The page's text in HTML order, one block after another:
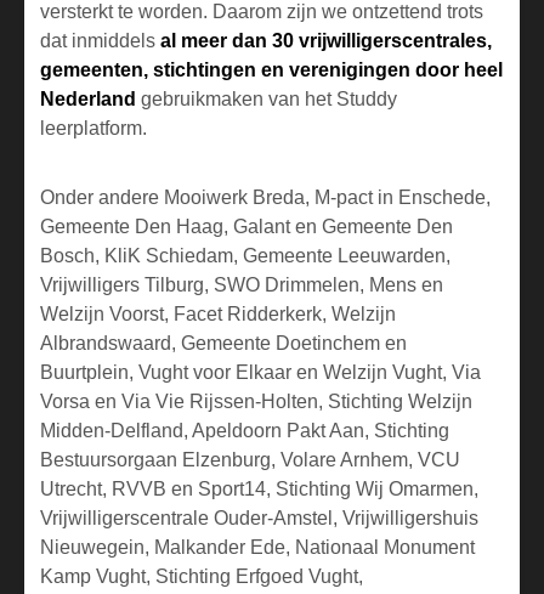
versterkt te worden. Daarom zijn we ontzettend trots
dat inmiddels al meer dan 30 vrijwilligerscentrales,
gemeenten, stichtingen en verenigingen door heel
Nederland gebruikmaken van het Studdy
leerplatform.
Onder andere Mooiwerk Breda, M-pact in Enschede,
Gemeente Den Haag, Galanten Gemeente Den
Bosch, KliK Schiedam, Gemeente Leeuwarden,
Vrijwilligers Tilburg, SWO Drimmelen, Mens en
Welzijn Voorst, Facet Ridderkerk, Welzijn
Albrandswaard, Gemeente Doetinchem en
Buurtplein, Vught voor Elkaar en Welzijn Vught, Via
Vorsa en Via Vie Rijssen-Holten, Stichting Welzijn
Midden-Delfland, Apeldoorn Pakt Aan, Stichting
Bestuursorgaan Elzenburg, Volare Arnhem, VCU
Utrecht, RVVB en Sport14, Stichting Wij Omarmen,
Vrijwilligerscentrale Ouder-Amstel , Vrijwilligershuis
Nieuwegein, Malkander Ede, Nationaal Monument
Kamp Vught, Stichting Erfgoed Vught,